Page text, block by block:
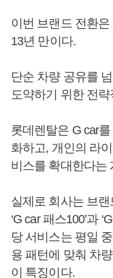
이번 브랜드 전환
13년 만이다.
단순 차량 공유를
도약하기 위한 전
롯데렌탈은 G car
화하고, 개인의 라
비스를 확대한다는
실제로 회사는 브
‘G car 패스100’과
당 서비스는 평일
용 패턴에 맞춰 차
이 특징이다.